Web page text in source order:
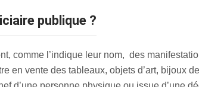
publique ?
comme l’indique leur nom, des
en vente des tableaux, objets d’art, bijoux